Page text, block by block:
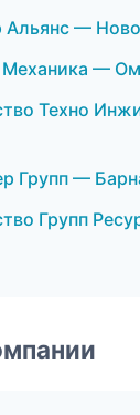
Альянс —
Механика —
Техно
Групп —
Групп